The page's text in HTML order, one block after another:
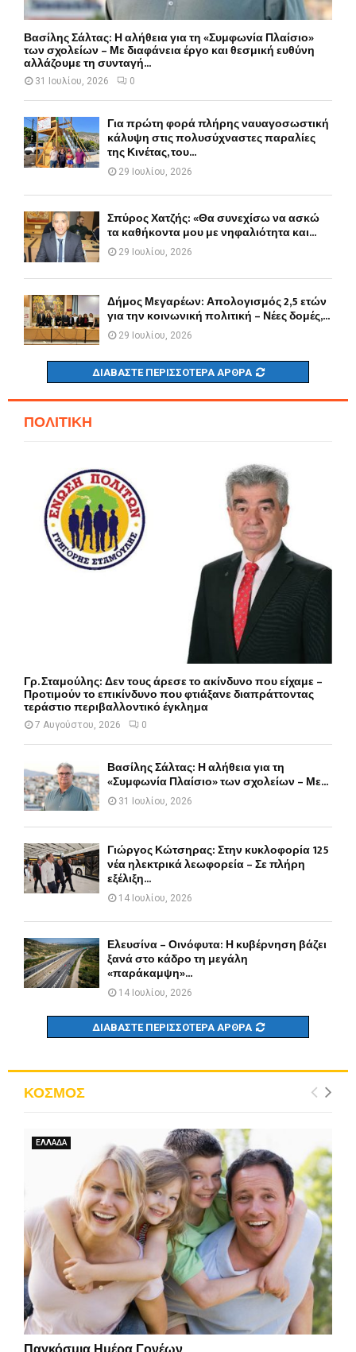
Βασίλης Σάλτας: Η αλήθεια για τη «Συμφωνία Πλαίσιο»
των σχολείων – Με διαφάνεια έργο και θεσμική ευθύνη
αλλάζουμε τη συνταγή...
31 Ιουλίου, 2026 0
Για πρώτη φορά πλήρης ναυαγοσωστική
κάλυψη στις πολυσύχναστες παραλίες
της Κινέτας, του...
29 Ιουλίου, 2026
Σπύρος Χατζής: «Θα συνεχίσω να ασκώ
τα καθήκοντα μου με νηφαλιότητα και...
29 Ιουλίου, 2026
Δήμος Μεγαρέων: Απολογισμός 2,5 ετών
για την κοινωνική πολιτική – Νέες δομές,...
29 Ιουλίου, 2026
ΔΙΑΒΆΣΤΕ ΠΕΡΙΣΣΌΤΕΡΑ ΆΡΘΡΑ
ΠΟΛΙΤΙΚΗ
Γρ. Σταμούλης: Δεν τους άρεσε το ακίνδυνο που είχαμε –
Προτιμούν το επικίνδυνο που φτιάξανε διαπράττοντας
τεράστιο περιβαλλοντικό έγκλημα
7 Αυγούστου, 2026 0
Βασίλης Σάλτας: Η αλήθεια για τη
«Συμφωνία Πλαίσιο» των σχολείων – Με...
31 Ιουλίου, 2026
Γιώργος Κώτσηρας: Στην κυκλοφορία 125
νέα ηλεκτρικά λεωφορεία – Σε πλήρη
εξέλιξη...
14 Ιουλίου, 2026
Ελευσίνα – Οινόφυτα: Η κυβέρνηση βάζει
ξανά στο κάδρο τη μεγάλη
«παράκαμψη»...
14 Ιουλίου, 2026
ΔΙΑΒΆΣΤΕ ΠΕΡΙΣΣΌΤΕΡΑ ΆΡΘΡΑ
ΚΟΣΜΟΣ
ΕΛΛΑΔΑ